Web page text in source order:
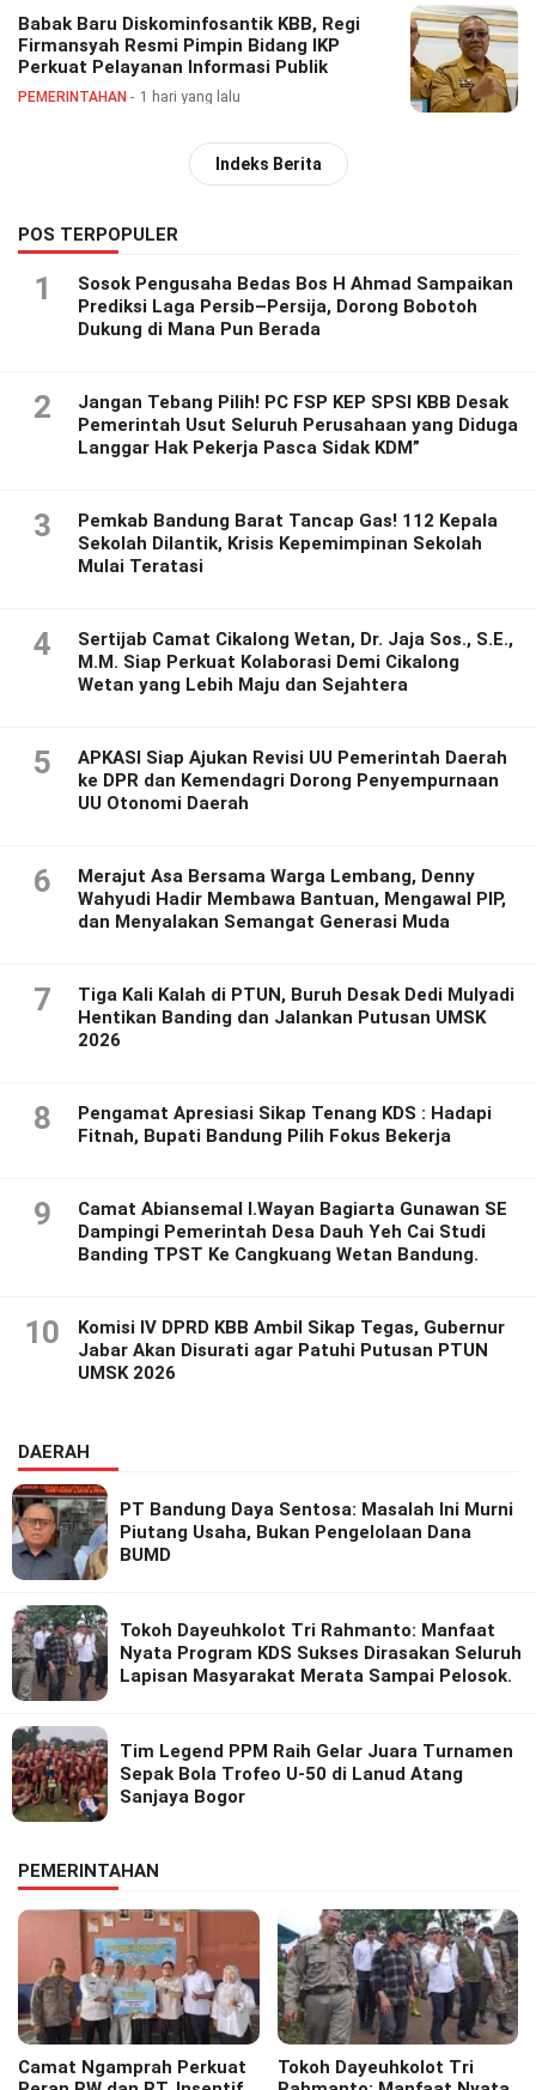
Babak Baru Diskominfosantik KBB, Regi
Firmansyah Resmi Pimpin Bidang IKP
Perkuat Pelayanan Informasi Publik
PEMERINTAHAN 1 hari yang lalu
Indeks Berita
POS TERPOPULER
1
Sosok Pengusaha Bedas Bos H Ahmad Sampaikan
Prediksi Laga Persib–Persija, Dorong Bobotoh
Dukung di Mana Pun Berada
2
Jangan Tebang Pilih! PC FSP KEP SPSI KBB Desak
Pemerintah Usut Seluruh Perusahaan yang Diduga
Langgar Hak Pekerja Pasca Sidak KDM”
3
Pemkab Bandung Barat Tancap Gas! 112 Kepala
Sekolah Dilantik, Krisis Kepemimpinan Sekolah
Mulai Teratasi
4
Sertijab Camat Cikalong Wetan, Dr. Jaja Sos., S.E.,
M.M. Siap Perkuat Kolaborasi Demi Cikalong
Wetan yang Lebih Maju dan Sejahtera
5
APKASI Siap Ajukan Revisi UU Pemerintah Daerah
ke DPR dan Kemendagri Dorong Penyempurnaan
UU Otonomi Daerah
6
Merajut Asa Bersama Warga Lembang, Denny
Wahyudi Hadir Membawa Bantuan, Mengawal PIP,
dan Menyalakan Semangat Generasi Muda
7
Tiga Kali Kalah di PTUN, Buruh Desak Dedi Mulyadi
Hentikan Banding dan Jalankan Putusan UMSK
2026
8
Pengamat Apresiasi Sikap Tenang KDS : Hadapi
Fitnah, Bupati Bandung Pilih Fokus Bekerja
9
Camat Abiansemal I.Wayan Bagiarta Gunawan SE
Dampingi Pemerintah Desa Dauh Yeh Cai Studi
Banding TPST Ke Cangkuang Wetan Bandung.
10
Komisi IV DPRD KBB Ambil Sikap Tegas, Gubernur
Jabar Akan Disurati agar Patuhi Putusan PTUN
UMSK 2026
DAERAH
PT Bandung Daya Sentosa: Masalah Ini Murni
Piutang Usaha, Bukan Pengelolaan Dana
BUMD
Tokoh Dayeuhkolot Tri Rahmanto: Manfaat
Nyata Program KDS Sukses Dirasakan Seluruh
Lapisan Masyarakat Merata Sampai Pelosok.
Tim Legend PPM Raih Gelar Juara Turnamen
Sepak Bola Trofeo U-50 di Lanud Atang
Sanjaya Bogor
PEMERINTAHAN
Camat Ngamprah Perkuat
Tokoh Dayeuhkolot Tri